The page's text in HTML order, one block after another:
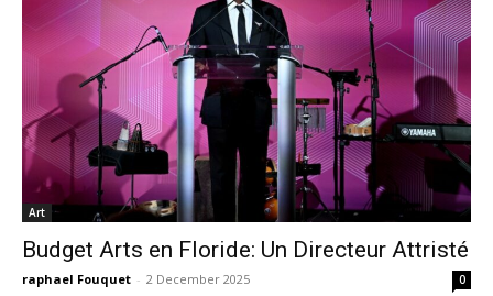
Art
Budget Arts en Floride: Un Directeur Attristé
raphael Fouquet - 2 December 2025 0